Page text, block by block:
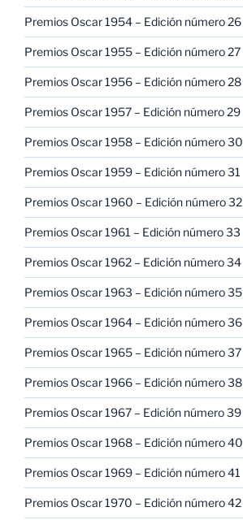
Premios Oscar 1954 – Edición número 26
Premios Oscar 1955 – Edición número 27
Premios Oscar 1956 – Edición número 28
Premios Oscar 1957 – Edición número 29
Premios Oscar 1958 – Edición número 30
Premios Oscar 1959 – Edición número 31
Premios Oscar 1960 – Edición número 32
Premios Oscar 1961 – Edición número 33
Premios Oscar 1962 – Edición número 34
Premios Oscar 1963 – Edición número 35
Premios Oscar 1964 – Edición número 36
Premios Oscar 1965 – Edición número 37
Premios Oscar 1966 – Edición número 38
Premios Oscar 1967 – Edición número 39
Premios Oscar 1968 – Edición número 40
Premios Oscar 1969 – Edición número 41
Premios Oscar 1970 – Edición número 42